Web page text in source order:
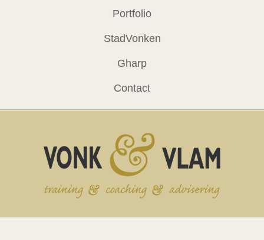
Portfolio
StadVonken
Gharp
Contact